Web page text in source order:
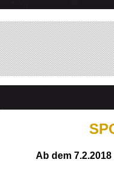
Ab dem 7.2.2018